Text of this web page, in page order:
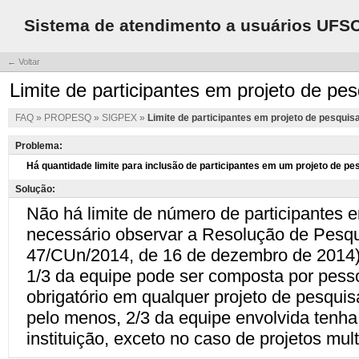
Sistema de atendimento a usuários
← Voltar
Limite de participantes em projeto de
FAQ » PROPESQ » SIGPEX » Limite de participantes em projeto de
Problema:
Solução: